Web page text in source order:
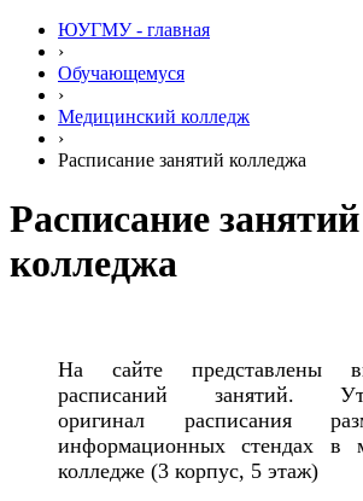
ЮУГМУ - главная
›
Обучающемуся
›
Медицинский колледж
›
Расписание занятий колледжа
Расписание занятий
колледжа
На сайте представлены
расписаний занятий.
оригинал расписания
информационных стендах в
колледже (3 корпус, 5 этаж)